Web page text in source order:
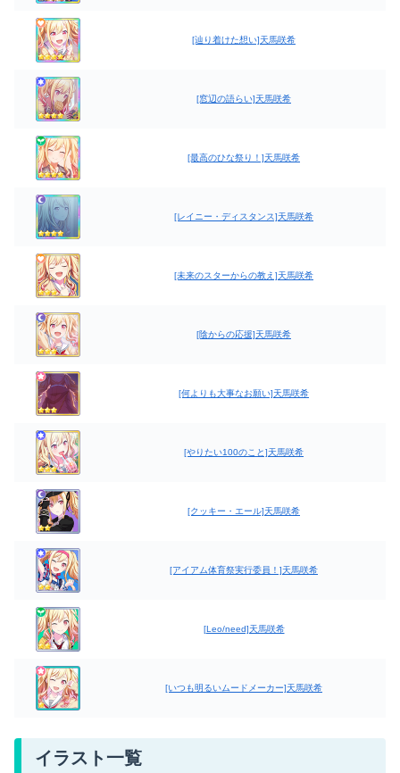
[辿り着けた想い]天馬咲希
[窓辺の語らい]天馬咲希
[最高のひな祭り！]天馬咲希
[レイニー・ディスタンス]天馬咲希
[未来のスターからの教え]天馬咲希
[陰からの応援]天馬咲希
[何よりも大事なお願い]天馬咲希
[やりたい100のこと]天馬咲希
[クッキー・エール]天馬咲希
[アイアム体育祭実行委員！]天馬咲希
[Leo/need]天馬咲希
[いつも明るいムードメーカー]天馬咲希
イラスト一覧